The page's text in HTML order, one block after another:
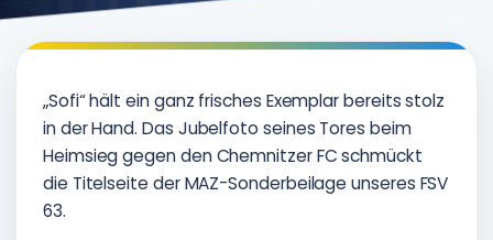
„Sofi“ hält ein ganz frisches Exemplar bereits stolz
in der Hand. Das Jubelfoto seines Tores beim
Heimsieg gegen den Chemnitzer FC schmückt
die Titelseite der MAZ-Sonderbeilage unseres FSV
63.